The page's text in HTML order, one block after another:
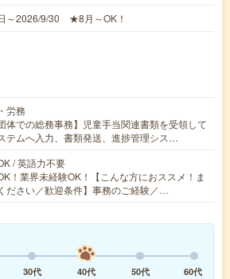
日～2026/9/30 ★8月～OK！
労務
体での総務事務】児童手当関連書類を受領して
テムへ入力、書類発送、進捗管理シス…
/ 英語力不要
！業界未経験OK！【こんな方におススメ！ま
ださい／歓迎条件】事務のご経験／…
30代 40代 50代 60代